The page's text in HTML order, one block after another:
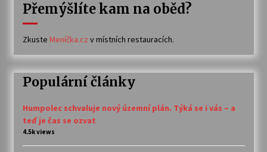
Přemýšlíte kam na oběd?
Zkuste Meníčka.cz v místních restauracích.
Populární články
Humpolec schvaluje nový územní plán. Týká se i vás – a
teď je čas se ozvat
4.5k views